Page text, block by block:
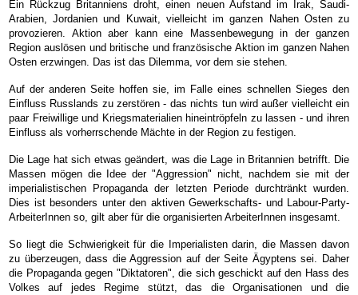
Ein Rückzug Britanniens droht, einen neuen Aufstand im Irak, Saudi-
Arabien, Jordanien und Kuwait, vielleicht im ganzen Nahen Osten zu
provozieren. Aktion aber kann eine Massenbewegung in der ganzen
Region auslösen und britische und französische Aktion im ganzen Nahen
Osten erzwingen. Das ist das Dilemma, vor dem sie stehen.
Auf der anderen Seite hoffen sie, im Falle eines schnellen Sieges den
Einfluss Russlands zu zerstören - das nichts tun wird außer vielleicht ein
paar Freiwillige und Kriegsmaterialien hineintröpfeln zu lassen - und ihren
Einfluss als vorherrschende Mächte in der Region zu festigen.
Die Lage hat sich etwas geändert, was die Lage in Britannien betrifft. Die
Massen mögen die Idee der "Aggression" nicht, nachdem sie mit der
imperialistischen Propaganda der letzten Periode durchtränkt wurden.
Dies ist besonders unter den aktiven Gewerkschafts- und Labour-Party-
ArbeiterInnen so, gilt aber für die organisierten ArbeiterInnen insgesamt.
So liegt die Schwierigkeit für die Imperialisten darin, die Massen davon
zu überzeugen, dass die Aggression auf der Seite Ägyptens sei. Daher
die Propaganda gegen "Diktatoren", die sich geschickt auf den Hass des
Volkes auf jedes Regime stützt, das die Organisationen und die